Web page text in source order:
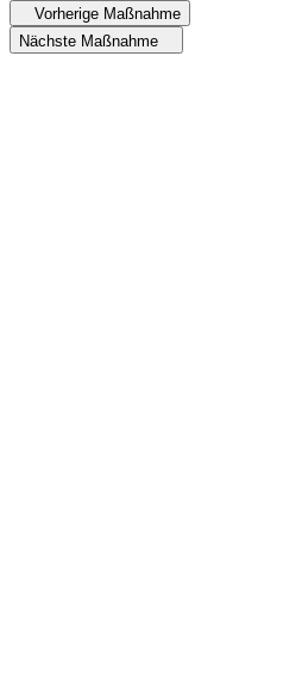
Vorherige Maßnahme
Nächste Maßnahme